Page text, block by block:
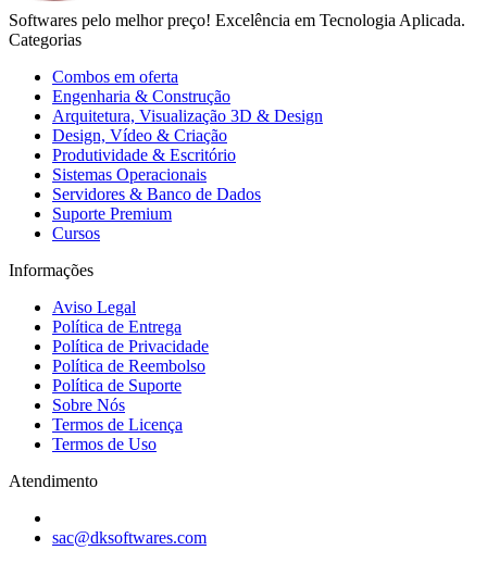
Softwares pelo melhor preço! Excelência em Tecnologia Aplicada.
Categorias
Combos em oferta
Engenharia & Construção
Arquitetura, Visualização 3D & Design
Design, Vídeo & Criação
Produtividade & Escritório
Sistemas Operacionais
Servidores & Banco de Dados
Suporte Premium
Cursos
Informações
Aviso Legal
Política de Entrega
Política de Privacidade
Política de Reembolso
Política de Suporte
Sobre Nós
Termos de Licença
Termos de Uso
Atendimento
sac@dksoftwares.com